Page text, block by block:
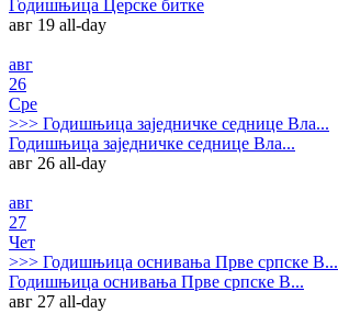
Годишњица Церске битке
авг 19 all-day
авг
26
Сре
>>> Годишњица заједничке седнице Вла...
Годишњица заједничке седнице Вла...
авг 26 all-day
авг
27
Чет
>>> Годишњица оснивања Прве српске В...
Годишњица оснивања Прве српске В...
авг 27 all-day